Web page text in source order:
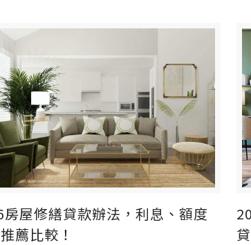
房屋修繕貸款辦法，利息、額度
薦比較！